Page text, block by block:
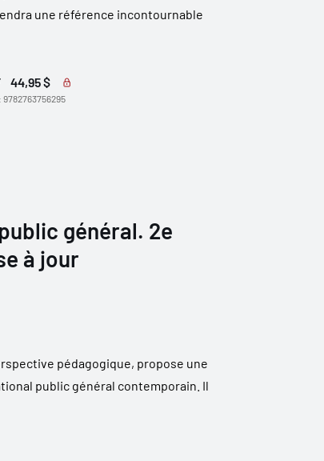
une référence incontournable
44,95 $
9782763756295
général. 2e
à jour
pédagogique, propose une
public général contemporain. Il